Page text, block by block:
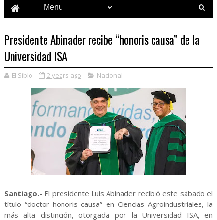
Presidente Abinader recibe “honoris causa” de la
Universidad ISA
El Siblo 2 years ago Nacional
Santiago.- El presidente Luis Abinader recibió este sábado el
título “doctor honoris causa” en Ciencias Agroindustriales, la
más alta distinción, otorgada por la Universidad ISA, en